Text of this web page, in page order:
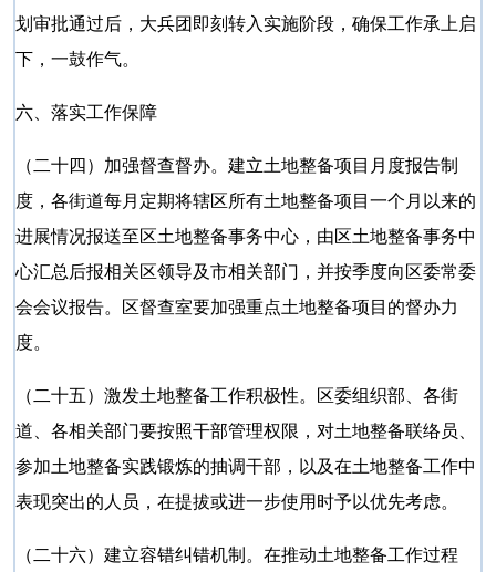
划审批通过后，大兵团即刻转入实施阶段，确保工作承上启
下，一鼓作气。
六、落实工作保障
（二十四）加强督查督办。建立土地整备项目月度报告制
度，各街道每月定期将辖区所有土地整备项目一个月以来的
进展情况报送至区土地整备事务中心，由区土地整备事务中
心汇总后报相关区领导及市相关部门，并按季度向区委常委
会会议报告。区督查室要加强重点土地整备项目的督办力
度。
（二十五）激发土地整备工作积极性。区委组织部、各街
道、各相关部门要按照干部管理权限，对土地整备联络员、
参加土地整备实践锻炼的抽调干部，以及在土地整备工作中
表现突出的人员，在提拔或进一步使用时予以优先考虑。
（二十六）建立容错纠错机制。在推动土地整备工作过程